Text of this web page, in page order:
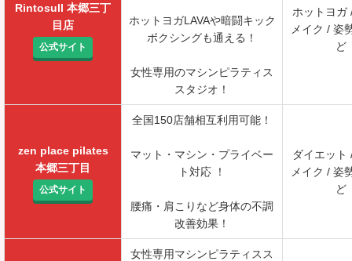
Rintosull 本郷三丁
目店
公式サイト
ホットヨガLAVAや暗闘キック
ボクシングも通える！
女性専用のマシンピラティス
スタジオ！
ホットヨガ
メイク / 姿
ど
zen place pilates
本郷三丁目
公式サイト
全国150店舗相互利用可能！
マット・マシン・プライベー
ト対応 ！
腰痛・肩こりなど身体の不調
改善効果！
ダイエット
メイク / 姿
ど
女性専用マシンピラティスス